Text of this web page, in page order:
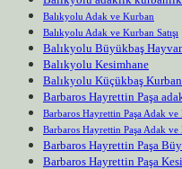
Balıkyolu Adak ve Kurban
Balıkyolu Adak ve Kurban Satışı
Balıkyolu Büyükbaş Hayvan
Balıkyolu Kesimhane
Balıkyolu Küçükbaş
Barbaros Hayrettin Paşa
Barbaros Hayrettin Paşa Adak ve
Barbaros Hayrettin Paşa Adak ve
Barbaros Hayrettin Paşa
Barbaros Hayrettin Paşa